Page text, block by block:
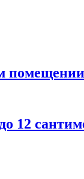
помещении
12